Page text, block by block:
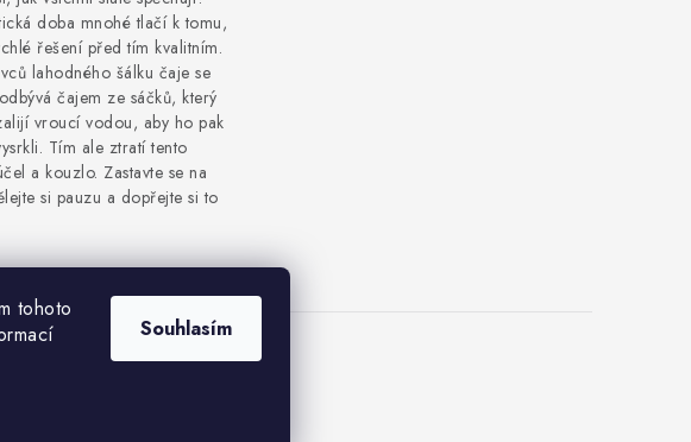
tohoto
Souhlasím
doba mnohé tlačí k tomu,
řešení před tím kvalitním.
lahodného šálku čaje se
čajem ze sáčků, který
vroucí vodou, aby ho pak
Tím ale ztratí tento
a kouzlo. Zastavte se na
si pauzu a dopřejte si to